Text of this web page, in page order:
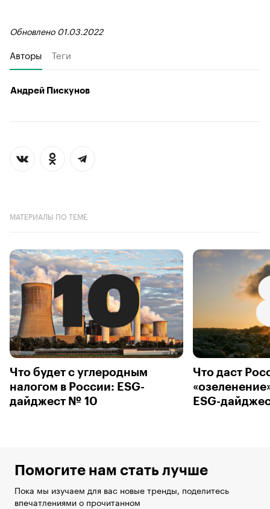
Обновлено 01.03.2022
Авторы Теги
Андрей Пискунов
МАТЕРИАЛЫ ПО ТЕМЕ
Что будет с углеродным
налогом в России: ESG-
дайджест № 10
Что даст
ESG-
Помогите нам стать лучше
Пока мы изучаем для вас новые тренды, поделитесь
впечатлениями о прочитанном